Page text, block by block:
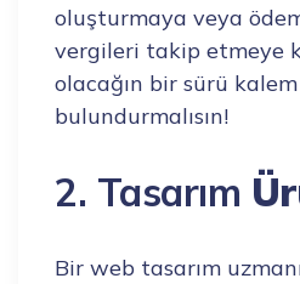
oluşturmaya veya
vergileri takip etmeye
olacağın bir sürü
bulundurmalısın!
2. Tasarım
Bir web tasarım